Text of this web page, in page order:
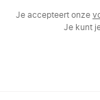
Je accepteert onze
Je kunt